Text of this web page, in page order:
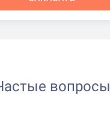
вопросы